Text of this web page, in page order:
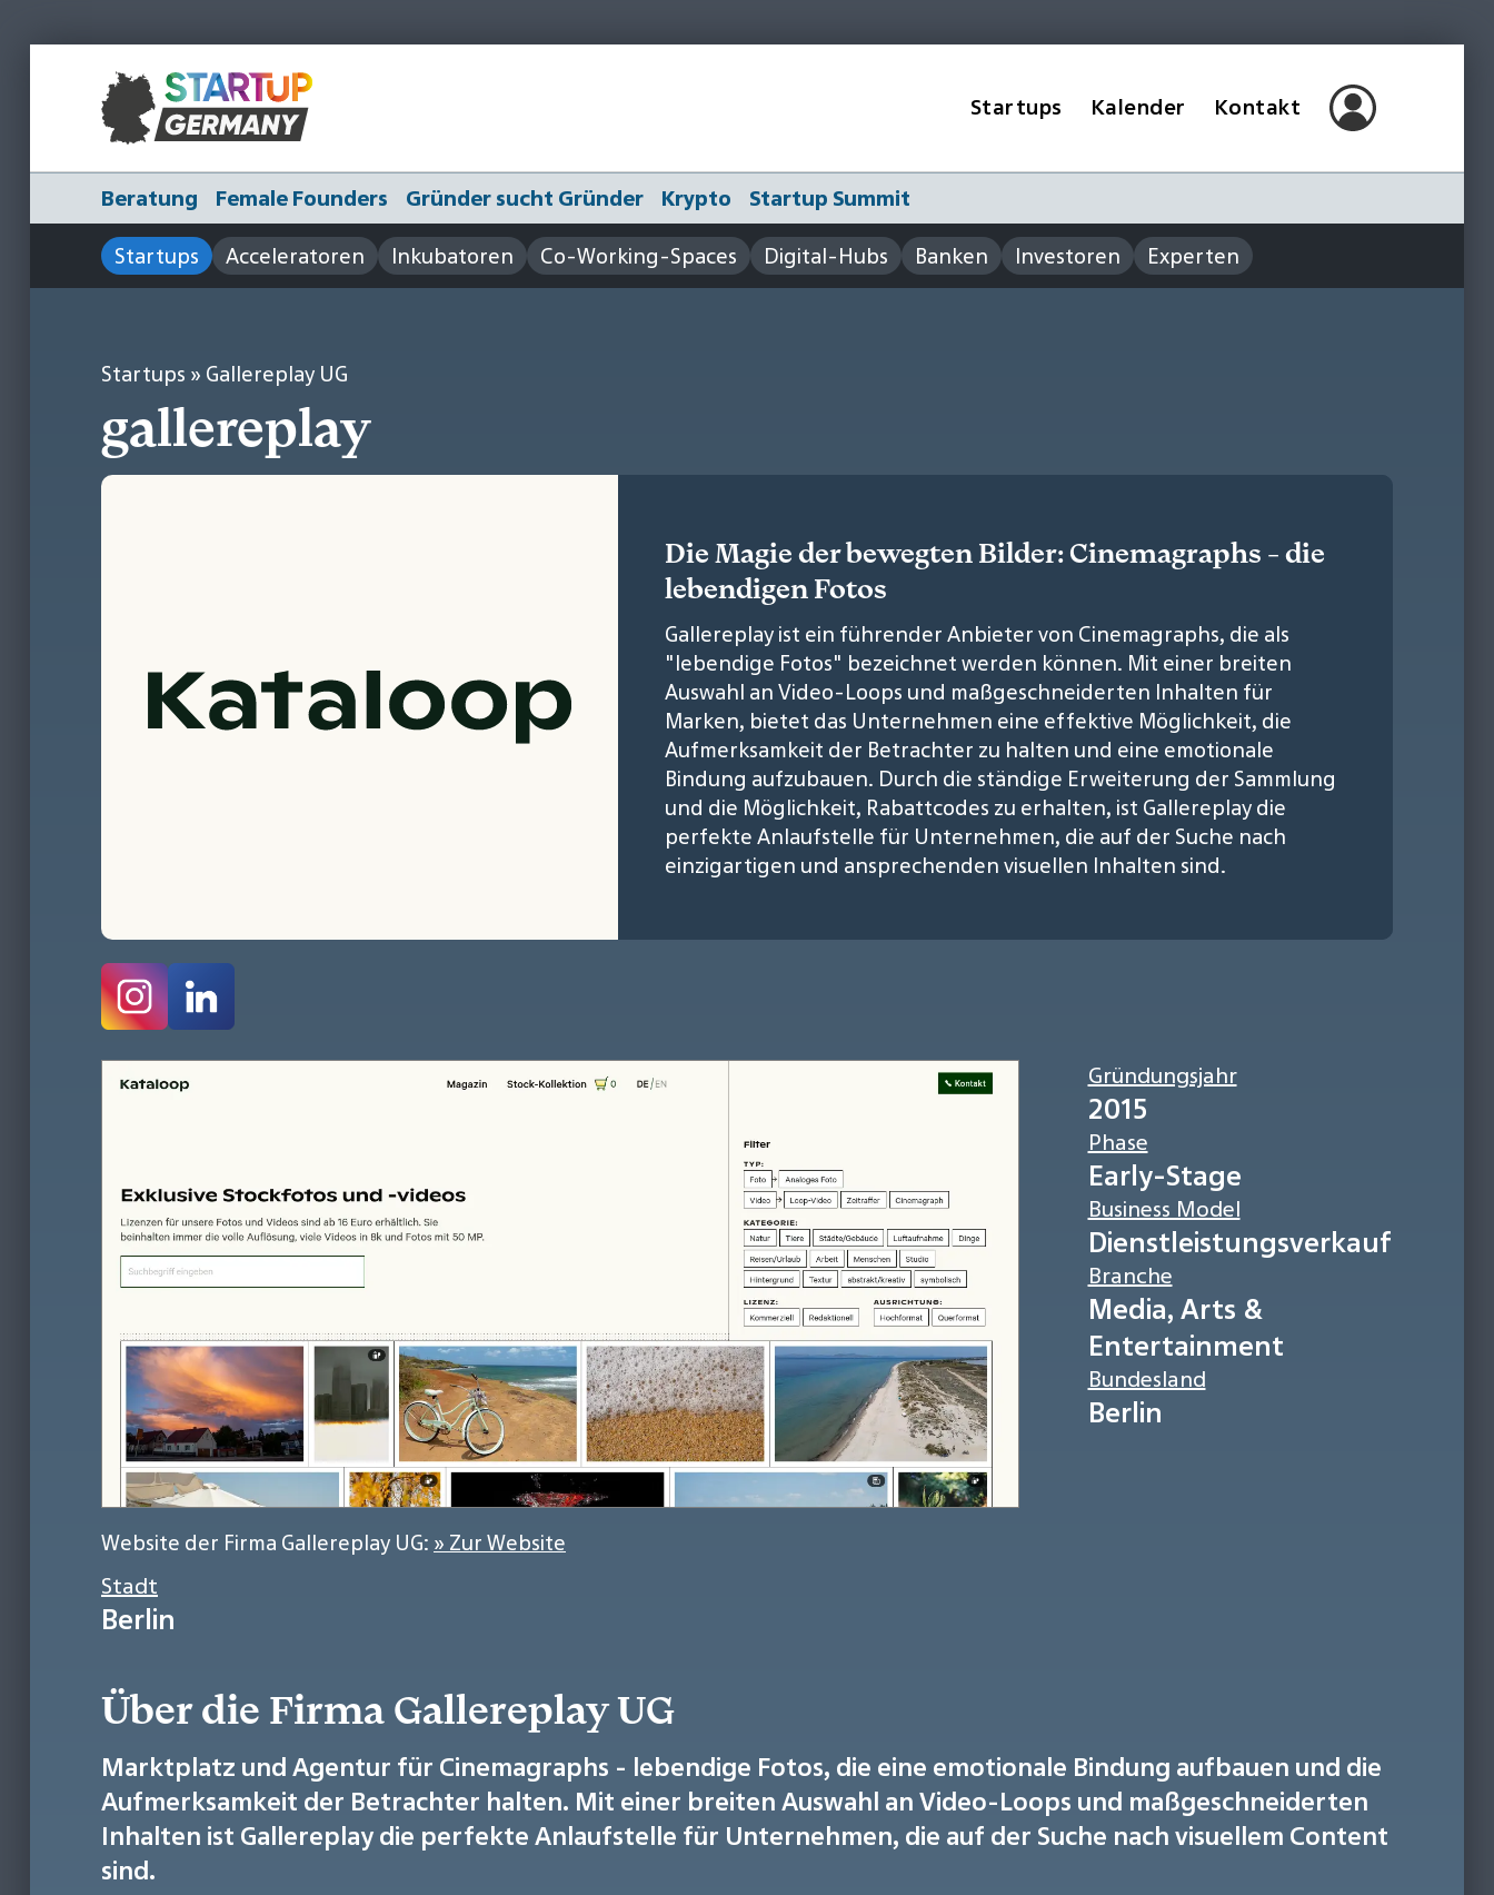
Startups Kalender Kontakt
Beratung Female Founders Gründer sucht Gründer Krypto
Startup Summit
Startups
Acceleratoren Inkubatoren Co-Working-Spaces Digital-Hubs Banken Investoren Experten
Startups » Gallereplay UG
gallereplay
Die Magie der bewegten Bilder: Cinemagraphs - die
lebendigen Fotos
Gallereplay ist ein führender Anbieter von Cinemagraphs, die als
"lebendige Fotos" bezeichnet werden können. Mit einer breiten
Auswahl an Video-Loops und maßgeschneiderten Inhalten für
Marken, bietet das Unternehmen eine effektive Möglichkeit, die
Aufmerksamkeit der Betrachter zu halten und eine emotionale
Bindung aufzubauen. Durch die ständige Erweiterung der Sammlung
und die Möglichkeit, Rabattcodes zu erhalten, ist Gallereplay die
perfekte Anlaufstelle für Unternehmen, die auf der Suche nach
einzigartigen und ansprechenden visuellen Inhalten sind.
Website der Firma Gallereplay UG: » Zur Website
Gründungsjahr
2015
Phase
Early-Stage
Business Model
Dienstleistungsverkauf
Branche
Media, Arts &
Entertainment
Bundesland
Berlin
Stadt
Berlin
Über die Firma Gallereplay UG
Marktplatz und Agentur für Cinemagraphs - lebendige Fotos, die eine emotionale Bindung aufbauen und die
Aufmerksamkeit der Betrachter halten. Mit einer breiten Auswahl an Video-Loops und maßgeschneiderten
Inhalten ist Gallereplay die perfekte Anlaufstelle für Unternehmen, die auf der Suche nach visuellem Content
sind.